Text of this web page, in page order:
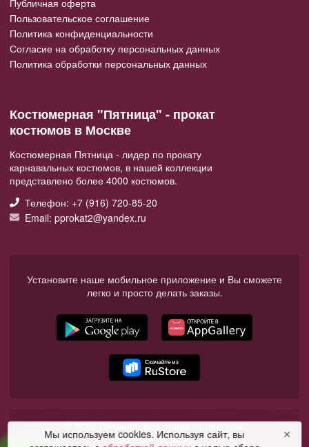
Пользовательское соглашение
Политика конфиденциальности
Согласие на обработку персональных данных
Политика обработки персональных данных
Костюмерная "Пятница" - прокат
костюмов в Москве
Костюмерная Пятница - лидер по прокату
карнавальных костюмов, в нашей коллекции
представлено более 4000 костюмов.
Телефон: +7 (916) 720-85-20
Email: pprokat2@yandex.ru
Установите наше мобильное приложение и Вы сможете
легко и просто делать заказы.
© 2026 Пятница. Все права защищены.
Работает на Moba.
Мы используем cookies. Используя сайт, вы
✕